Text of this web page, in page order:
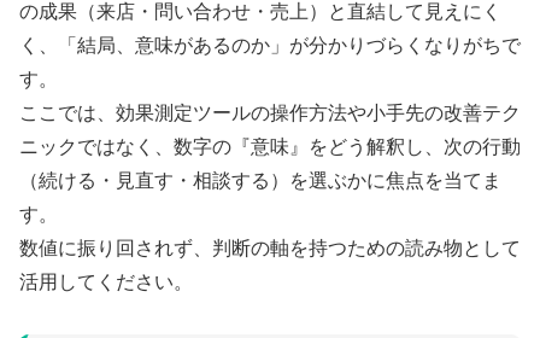
の成果（来店・問い合わせ・売上）と直結して見えにく
く、「結局、意味があるのか」が分かりづらくなりがちで
す。
ここでは、効果測定ツールの操作方法や小手先の改善テク
ニックではなく、数字の『意味』をどう解釈し、次の行動
（続ける・見直す・相談する）を選ぶかに焦点を当てま
す。
数値に振り回されず、判断の軸を持つための読み物として
活用してください。